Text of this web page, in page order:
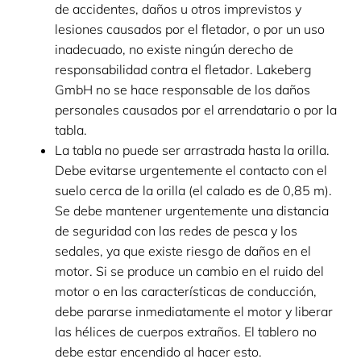
de accidentes, daños u otros imprevistos y
lesiones causados por el fletador, o por un uso
inadecuado, no existe ningún derecho de
responsabilidad contra el fletador. Lakeberg
GmbH no se hace responsable de los daños
personales causados por el arrendatario o por la
tabla.
La tabla no puede ser arrastrada hasta la orilla.
Debe evitarse urgentemente el contacto con el
suelo cerca de la orilla (el calado es de 0,85 m).
Se debe mantener urgentemente una distancia
de seguridad con las redes de pesca y los
sedales, ya que existe riesgo de daños en el
motor. Si se produce un cambio en el ruido del
motor o en las características de conducción,
debe pararse inmediatamente el motor y liberar
las hélices de cuerpos extraños. El tablero no
debe estar encendido al hacer esto.